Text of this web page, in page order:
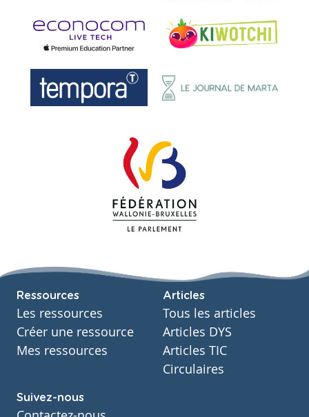
Ressources
Les ressources
Créer une ressource
Mes ressources
Articles
Tous les articles
Articles DYS
Articles TIC
Circulaires
Suivez-nous